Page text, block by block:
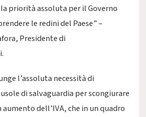
priorità assoluta per il Governo
le redini del Paese” –
Presidente di
l’assoluta necessità di
di salvaguardia per scongiurare
dell’IVA, che in un quadro